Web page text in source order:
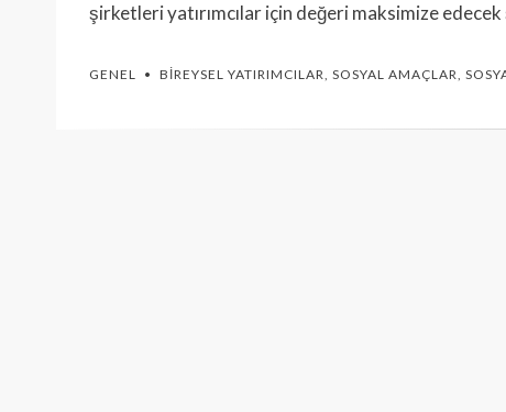
şirketleri yatırımcılar için değeri maksimize
GENEL BIREYSEL YATIRIMCILAR, SOSYAL AMAÇLAR,